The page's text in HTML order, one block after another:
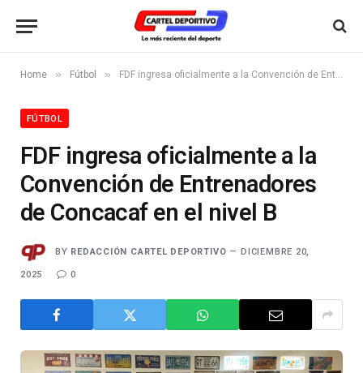
Home » Fútbol » FDF ingresa oficialmente a la Convención de Entrenadores de Concacaf en el nivel B
FÚTBOL
FDF ingresa oficialmente a la
Convención de Entrenadores
de Concacaf en el nivel B
BY REDACCIÓN CARTEL DEPORTIVO DICIEMBRE 20,
2025 0